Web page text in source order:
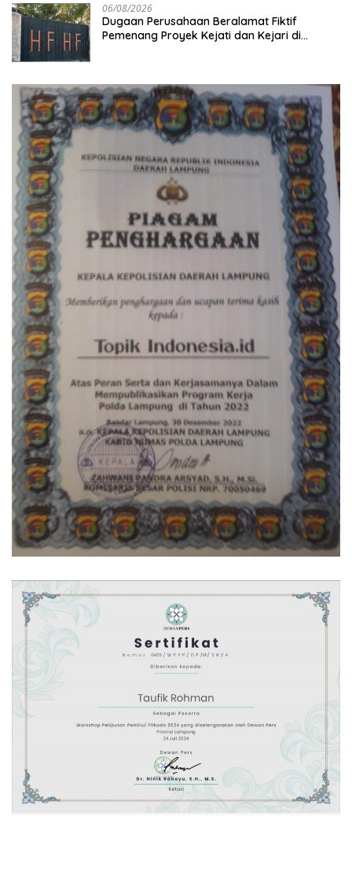
06/08/2026
Dugaan Perusahaan Beralamat Fiktif
Pemenang Proyek Kejati dan Kejari di